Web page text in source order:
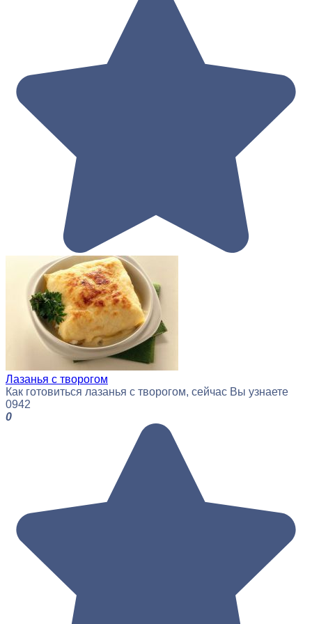
Лазанья с творогом
Как готовиться лазанья с творогом, сейчас Вы узнаете
0942
0